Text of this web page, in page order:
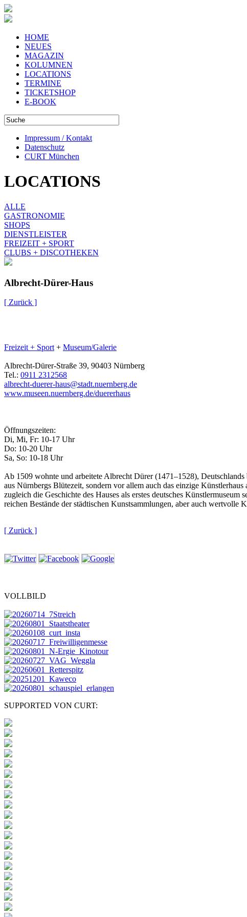
HOME
NEUES
MAGAZIN
KOLUMNEN
LOCATIONS
TERMINE
TICKETSHOP
E-BOOK
Impressum / Kontakt
Datenschutz
CURT München
LOCATIONS
ALLE
GASTRONOMIE
SHOPS
DIENSTLEISTER
FREIZEIT + SPORT
CLUBS + DISCOTHEKEN
Albrecht-Dürer-Haus
[ Zurück ]
Freizeit + Sport + Museum/Galerie
Albrecht-Dürer-Straße 39, 90403 Nürnberg
Tel.: 0911 2312568
albrecht-duerer-haus@stadt.nuernberg.de
www.museen.nuernberg.de/duererhaus
Öffnungszeiten:
Di, Mi, Fr: 10-17 Uhr
Do: 10-20 Uhr
Sa, So: 10-18 Uhr
Ab 1509 wohnte und arbeitete Albrecht Dürer (1471–1528),
aus Nürnbergs Blütezeit, sondern vor allem auch das einzige
zugleich die Geschichte des Hauses als erstes deutsches
reichen Bestände der städtischen Kunstsammlungen, aber auch
[ Zurück ]
VOLLBILD
SUPPORTED VON CURT: